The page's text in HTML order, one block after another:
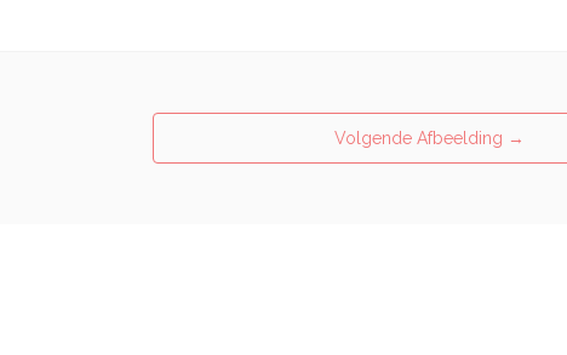
Volgende Afbeelding →